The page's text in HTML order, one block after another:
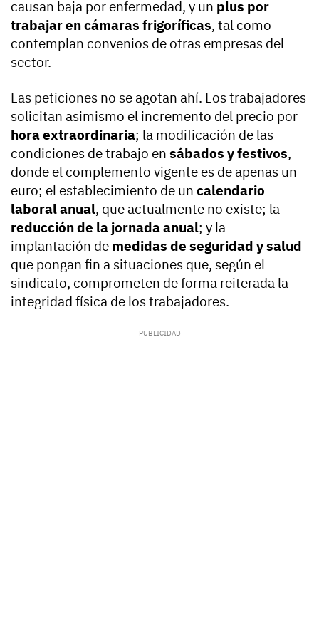
causan baja por enfermedad, y un plus por
trabajar en cámaras frigoríficas, tal como
contemplan convenios de otras empresas del
sector.
Las peticiones no se agotan ahí. Los trabajadores
solicitan asimismo el incremento del precio por
hora extraordinaria; la modificación de las
condiciones de trabajo en sábados y festivos,
donde el complemento vigente es de apenas un
euro; el establecimiento de un calendario
laboral anual, que actualmente no existe; la
reducción de la jornada anual; y la
implantación de medidas de seguridad y salud
que pongan fin a situaciones que, según el
sindicato, comprometen de forma reiterada la
integridad física de los trabajadores.